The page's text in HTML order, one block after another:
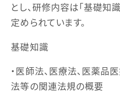
とし、研修内容は「基礎知
定められています。
基礎知識
・医師法、医療法、医薬品
法等の関連法規の概要